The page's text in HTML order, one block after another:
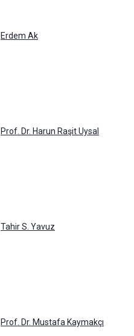
Erdem Ak
Prof. Dr. Harun Raşit Uysal
Tahir S. Yavuz
Prof. Dr. Mustafa Kaymakçı